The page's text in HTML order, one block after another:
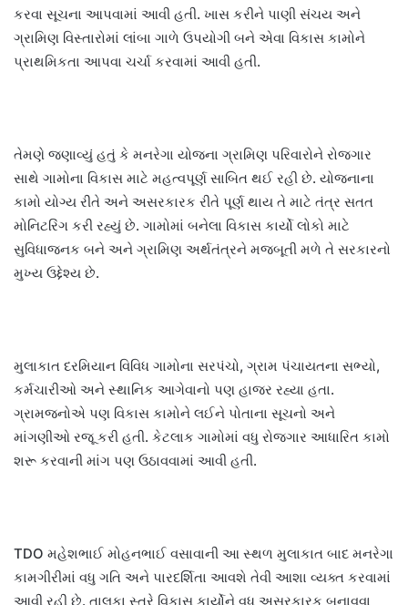
કરવા સૂચના આપવામાં આવી હતી. ખાસ કરીને પાણી સંચય અને
ગ્રામિણ વિસ્તારોમાં લાંબા ગાળે ઉપયોગી બને એવા વિકાસ કામોને
પ્રાથમિકતા આપવા ચર્ચા કરવામાં આવી હતી.
તેમણે જણાવ્યું હતું કે મનરેગા યોજના ગ્રામિણ પરિવારોને રોજગાર
સાથે ગામોના વિકાસ માટે મહત્વપૂર્ણ સાબિત થઈ રહી છે. યોજનાના
કામો યોગ્ય રીતે અને અસરકારક રીતે પૂર્ણ થાય તે માટે તંત્ર સતત
મોનિટરિંગ કરી રહ્યું છે. ગામોમાં બનેલા વિકાસ કાર્યો લોકો માટે
સુવિધાજનક બને અને ગ્રામિણ અર્થતંત્રને મજબૂતી મળે તે સરકારનો
મુખ્ય ઉદ્દેશ્ય છે.
મુલાકાત દરમિયાન વિવિધ ગામોના સરપંચો, ગ્રામ પંચાયતના સભ્યો,
કર્મચારીઓ અને સ્થાનિક આગેવાનો પણ હાજર રહ્યા હતા.
ગ્રામજનોએ પણ વિકાસ કામોને લઈને પોતાના સૂચનો અને
માંગણીઓ રજૂ કરી હતી. કેટલાક ગામોમાં વધુ રોજગાર આધારિત કામો
શરૂ કરવાની માંગ પણ ઉઠાવવામાં આવી હતી.
TDO મહેશભાઈ મોહનભાઈ વસાવાની આ સ્થળ મુલાકાત બાદ મનરેગા
કામગીરીમાં વધુ ગતિ અને પારદર્શિતા આવશે તેવી આશા વ્યક્ત કરવામાં
આવી રહી છે. તાલુકા સ્તરે વિકાસ કાર્યોને વધુ અસરકારક બનાવવા